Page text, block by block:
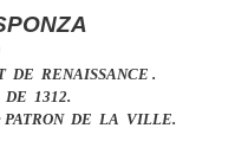
DE RENAISSANCE .
1312.
DE LA VILLE.